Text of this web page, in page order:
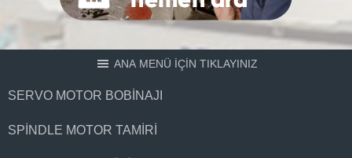
ANA MENÜ İÇİN TIKLAYINIZ
SERVO MOTOR BOBINAJI
SPINDLE MOTOR TAMIRI